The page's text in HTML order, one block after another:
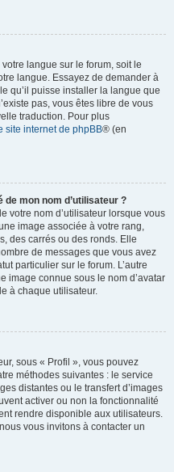
langue sur le forum, soit le
langue. Essayez de demander à
qu’il puisse installer la langue que
pas, vous êtes libre de vous
traduction. Pour plus
site internet de phpBB® (en
mon nom d’utilisateur ?
votre nom d’utilisateur lorsque vous
image associée à votre rang,
des carrés ou des ronds. Elle
de messages que vous avez
particulier sur le forum. L’autre
image connue sous le nom d’avatar
à chaque utilisateur.
sous « Profil », vous pouvez
méthodes suivantes : le service
distantes ou le transfert d’images
activer ou non la fonctionnalité
rendre disponible aux utilisateurs.
vous invitons à contacter un